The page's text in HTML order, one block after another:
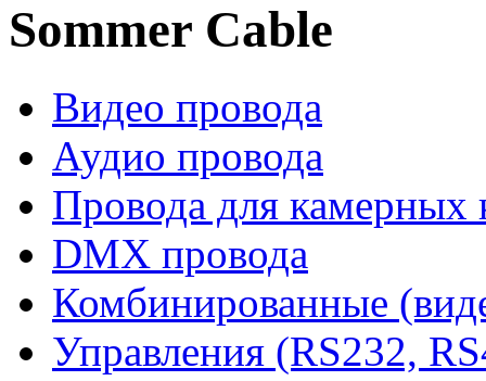
Sommer Cable
Видео провода
Аудио провода
Провода для камерных
DMX провода
Комбинированные
Управления (RS232,